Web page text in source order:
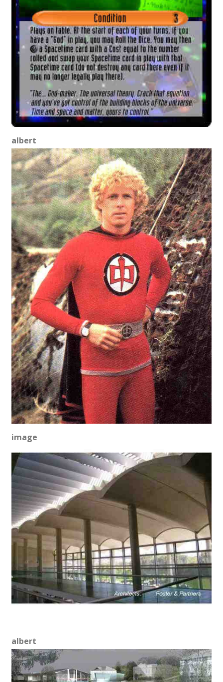
albert
image
albert